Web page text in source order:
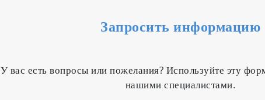
Запросить информацию
У вас есть вопросы или пожелания? Используйте эту
нашими специалистами.